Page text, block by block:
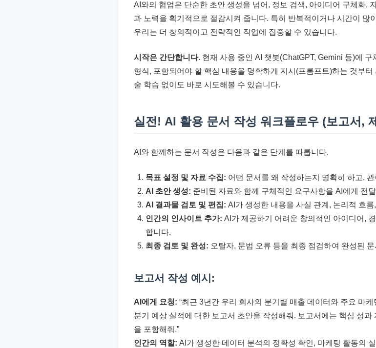
AI와의 협업은 단순한 초안 생성을 넘어, 정보 검색, 아이디어 구체화,
과 노력을 획기적으로 절감시켜 줍니다. 특히 반복적이거나 시간이 많
우리는 더 창의적이고 전략적인 작업에 집중할 수 있습니다.
시작은 간단합니다. 현재 사용 중인 AI 챗봇(ChatGPT, Gemini 등)에
형식, 포함되어야 할 핵심 내용을 명확하게 지시(프롬프트)하는 것부터
술 학습 없이도 바로 시도해볼 수 있습니다.
실전! AI 활용 문서 작성 워크플로우 (보고서,
AI와 함께하는 문서 작성은 다음과 같은 단계를 따릅니다.
목표 설정 및 자료 수집: 어떤 문서를 왜 작성하는지 명확히 하고,
AI 초안 생성: 준비된 자료와 함께 구체적인 요구사항을 AI에게 전
AI 결과물 검토 및 편집: AI가 생성한 내용을 사실 관계, 논리적 흐
인간의 인사이트 추가: AI가 제공하기 어려운 창의적인 아이디어,
합니다.
최종 검토 및 완성: 오탈자, 문법 오류 등을 최종 점검하여 완성된
보고서 작성 예시:
AI에게 요청: “최근 3년간 우리 회사의 분기별 매출 데이터와 주요 마
분기 예상 실적에 대한 보고서 초안을 작성해줘. 보고서에는 핵심 성
을 포함해줘.”
인간의 역할: AI가 생성한 데이터 분석의 정확성 확인, 마케팅 활동의